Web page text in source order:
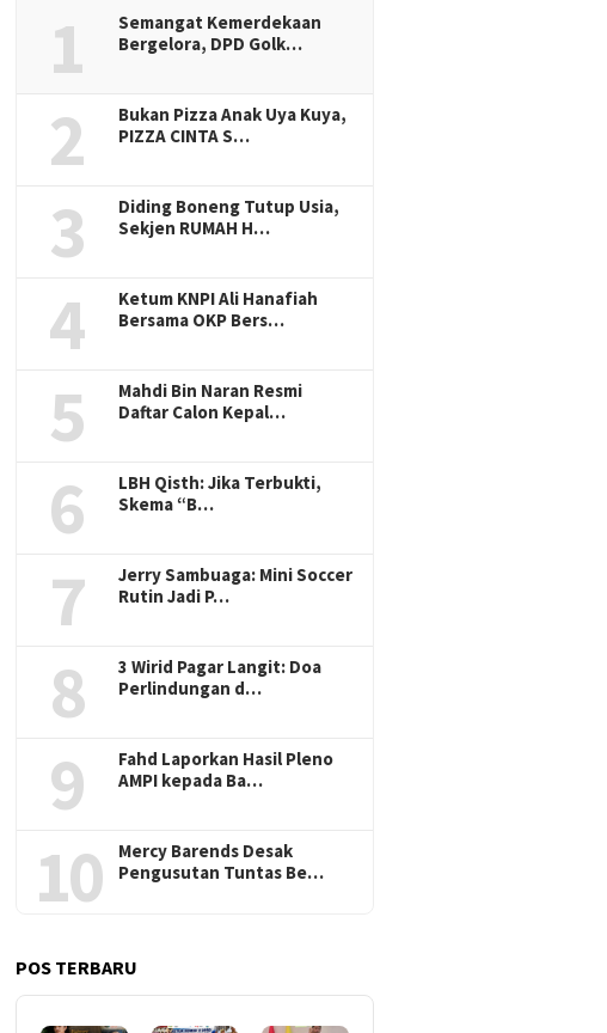
1
Semangat Kemerdekaan
Bergelora, DPD Golk…
2
Bukan Pizza Anak Uya Kuya,
PIZZA CINTA S…
3
Diding Boneng Tutup Usia,
Sekjen RUMAH H…
4
Ketum KNPI Ali Hanafiah
Bersama OKP Bers…
5
Mahdi Bin Naran Resmi
Daftar Calon Kepal…
6
LBH Qisth: Jika Terbukti,
Skema “B…
7
Jerry Sambuaga: Mini Soccer
Rutin Jadi P…
8
3 Wirid Pagar Langit: Doa
Perlindungan d…
9
Fahd Laporkan Hasil Pleno
AMPI kepada Ba…
10
Mercy Barends Desak
Pengusutan Tuntas Be…
POS TERBARU